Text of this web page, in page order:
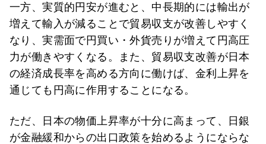
一方、実質的円安が進むと、中長期的には輸出が
増えて輸入が減ることで貿易収支が改善しやすく
なり、実需面で円買い・外貨売りが増えて円高圧
力が働きやすくなる。また、貿易収支改善が日本
の経済成長率を高める方向に働けば、金利上昇を
通じても円高に作用することになる。
ただ、日本の物価上昇率が十分に高まって、日銀
が金融緩和からの出口政策を始めるようにならな